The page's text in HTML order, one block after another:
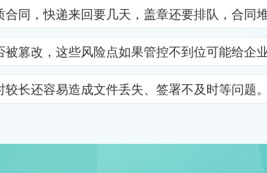
，快递来回要几天，盖章还要排队，合
改，这些风险点如果管控不到位可能给
还容易造成文件丢失、签署不及时等问